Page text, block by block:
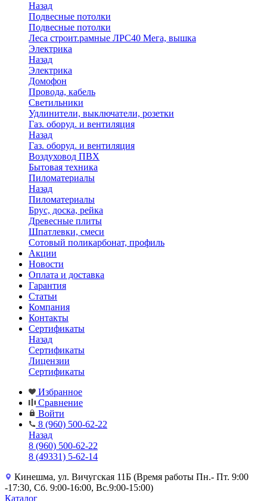
Назад
Подвесные потолки
Подвесные потолки
Леса строит.рамные ЛРС40 Мега, вышка
Электрика
Назад
Электрика
Домофон
Провода, кабель
Светильники
Удлинители, выключатели, розетки
Газ. оборуд. и вентиляция
Назад
Газ. оборуд. и вентиляция
Воздуховод ПВХ
Бытовая техника
Пиломатериалы
Назад
Пиломатериалы
Брус, доска, рейка
Древесные плиты
Шпатлевки, смеси
Сотовый поликарбонат, профиль
Акции
Новости
Оплата и доставка
Гарантия
Статьи
Компания
Контакты
Сертификаты
Назад
Сертификаты
Лицензии
Сертификаты
Избранное
Сравнение
Войти
8 (960) 500-62-22
Назад
8 (960) 500-62-22
8 (49331) 5-62-14
Кинешма, ул. Вичугская 11Б (Время работы Пн.- Пт. 9:00
-17:30, Сб. 9:00-16:00, Вс.9:00-15:00)
Каталог